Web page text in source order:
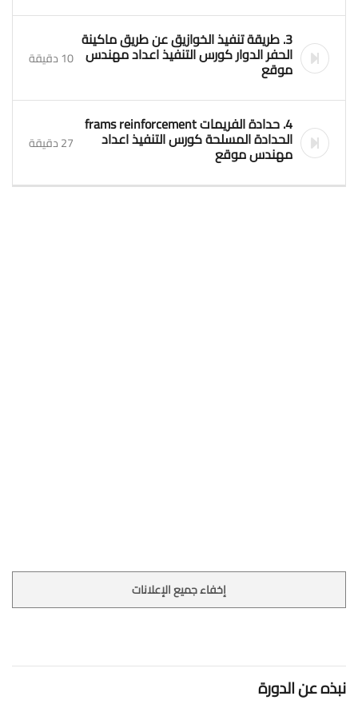
3. طريقة تنفيذ الخوازيق عن طريق ماكينة
الحفر الدوار كورس التنفيذ اعداد مهندس
موقع 10 دقيقة
4. حدادة الفريمات frams reinforcement
الحدادة المسلحة كورس التنفيذ اعداد
مهندس موقع 27 دقيقة
إخفاء جميع الإعلانات
نبذه عن الدورة